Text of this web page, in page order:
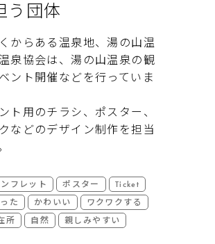
う団体
からある温泉地、湯の山温
泉協会は、湯の山温泉の観
ント開催などを行っていま
ト用のチラシ、ポスター、
などのデザイン制作を担当
フレット ポスター
Ticket
た
かわいい
ワクワクする
所 自然 親しみやすい